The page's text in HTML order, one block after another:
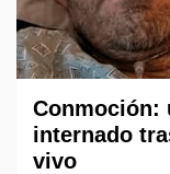
Conmoción:
internado
vivo